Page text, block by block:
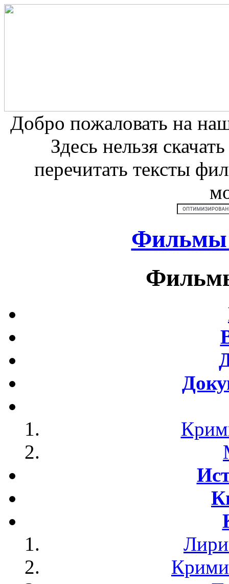
Добро пожаловать на
Здесь нельзя
перечитать тексты
Фильмы